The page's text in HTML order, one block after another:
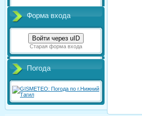
Форма входа
Войти через uID
Старая форма входа
Погода